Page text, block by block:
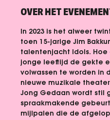
OVER HET
In 2023 is het alweer
toen 15-jarige Jim
talentenjacht Idols. Hoe
jonge leeftijd de gekte
volwassen te worden in
nieuwe muzikale
Jong Gedaan wordt stil
spraakmakende
mijlpalen die de